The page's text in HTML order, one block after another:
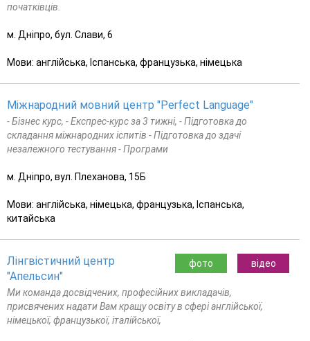
початківців.
м. Дніпро, бул. Слави, 6
Мови: англійська, Іспанська, французька, німецька
Міжнародний мовний центр "Perfect Language"
- Бізнес курс, - Експрес-курс за 3 тижні, - Підготовка до
складання міжнародних іспитів - Підготовка до здачі
незалежного тестування - Програми
м. Дніпро, вул. Плеханова, 15Б
Мови: англійська, німецька, французька, Іспанська,
китайська
відео
фото
Лінгвістичний центр
"Апельсин"
Ми команда досвідчених, професійних викладачів,
присвячених надати Вам кращу освіту в сфері англійської,
німецької, французької, італійської,